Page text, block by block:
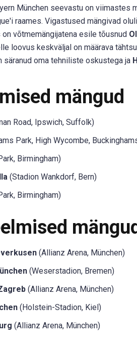
München seevastu on viimastes
raames. Vigastused mängivad
võtmemängijatena esile tõusnud
loovus keskväljal on määrava
säranud oma tehniliste oskustega ja
mängud
Road, Ipswich, Suffolk)
Park, High Wycombe,
Birmingham)
(Stadion Wankdorf, Bern)
Birmingham)
(Allianz Arena, München)
(Weserstadion, Bremen)
(Allianz Arena, München)
(Holstein-Stadion, Kiel)
(Allianz Arena, München)